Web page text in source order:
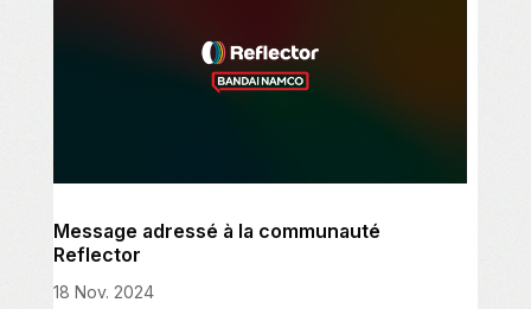
Message adressé à la communauté
Reflector
18 Nov. 2024